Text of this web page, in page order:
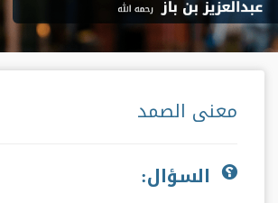
معنى الصمد
السؤال: